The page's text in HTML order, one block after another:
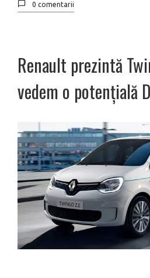
0 comentarii
Renault prezintă
vedem o potențială